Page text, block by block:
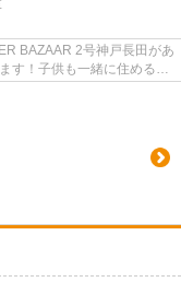
BAZAAR 2号神戸長田があ
す！子供も一緒に住める